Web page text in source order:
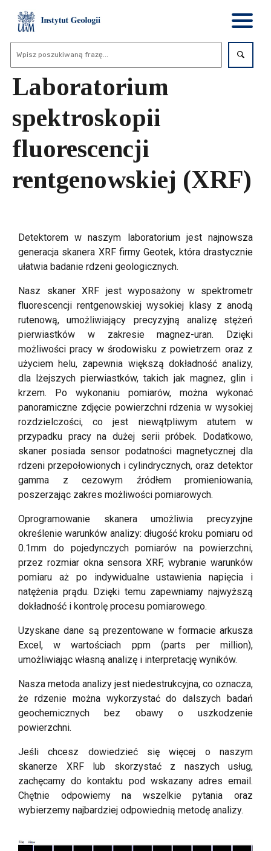
Laboratorium
spektroskopii
fluorescencji
rentgenowskiej (XRF)
Detektorem w naszym laboratorium jest najnowsza
generacja skanera XRF firmy Geotek, która drastycznie
ułatwia badanie rdzeni geologicznych.
Nasz skaner XRF jest wyposażony w spektrometr
fluorescencji rentgenowskiej wysokiej klasy z anodą
rutenową, umożliwiający precyzyjną analizę stężeń
pierwiastków w zakresie magnez-uran. Dzięki
możliwości pracy w środowisku z powietrzem oraz z
użyciem helu, zapewnia większą dokładność analizy,
dla lżejszych pierwiastków, takich jak magnez, glin i
krzem. Po wykonaniu pomiarów, można wykonać
panoramiczne zdjęcie powierzchni rdzenia w wysokiej
rozdzielczości, co jest niewątpliwym atutem w
przypadku pracy na dużej serii próbek. Dodatkowo,
skaner posiada sensor podatności magnetycznej dla
rdzeni przepołowionych i cylindrycznych, oraz detektor
gamma z cezowym źródłem promieniowania,
poszerzając zakres możliwości pomiarowych.
Oprogramowanie skanera umożliwia precyzyjne
określenie warunków analizy: długość kroku pomiaru od
0.1mm do pojedynczych pomiarów na powierzchni,
przez rozmiar okna sensora XRF, wybranie warunków
pomiaru aż po indywidualne ustawienia napięcia i
natężenia prądu. Dzięki temu zapewniamy najwyższą
dokładność i kontrolę procesu pomiarowego.
Uzyskane dane są prezentowane w formacie arkusza
Excel, w wartościach ppm (parts per million),
umożliwiając własną analizę i interpretację wyników.
Nasza metoda analizy jest niedestrukcyjna, co oznacza,
że rdzenie można wykorzystać do dalszych badań
geochemicznych bez obawy o uszkodzenie
powierzchni.
Jeśli chcesz dowiedzieć się więcej o naszym
skanerze XRF lub skorzystać z naszych usług,
zachęcamy do kontaktu pod wskazany adres email.
Chętnie odpowiemy na wszelkie pytania oraz
wybierzemy najbardziej odpowiednią metodę analizy.